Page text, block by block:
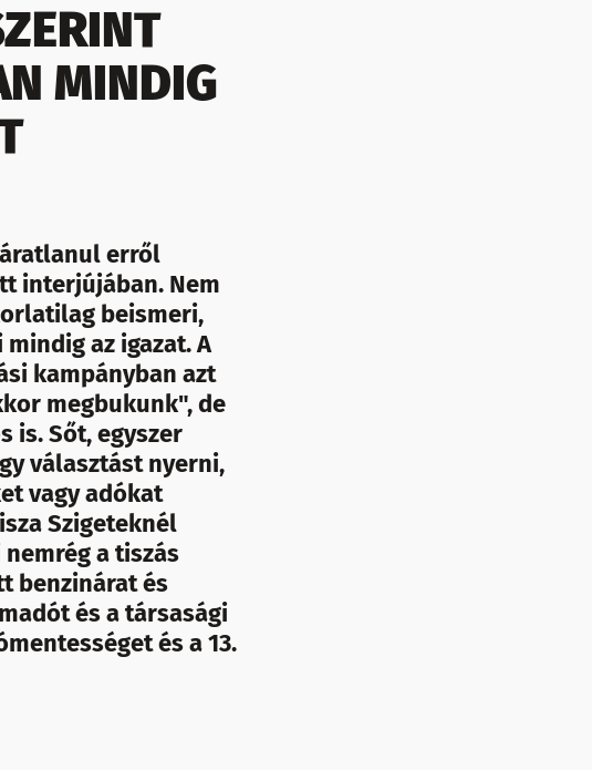
MINDIG
erről
interjújában. Nem
beismeri,
az igazat. A
kampányban azt
megbukunk", de
is. Sőt, egyszer
választást nyerni,
vagy adókat
Szigeteknél
a tiszás
benzinárat és
és a társasági
és a 13.